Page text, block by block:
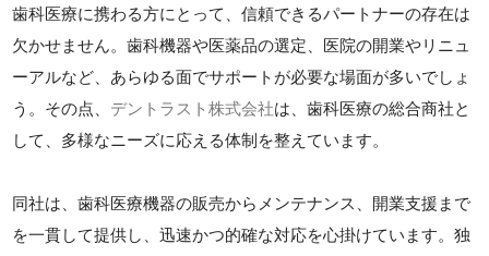
歯科医療に携わる方にとって、信頼できるパートナーの存在は
欠かせません。歯科機器や医薬品の選定、医院の開業やリニュ
ーアルなど、あらゆる面でサポートが必要な場面が多いでしょ
う。その点、 デントラスト株式会社は、歯科医療の総合商社と
して、多様なニーズに応える体制を整えています。
同社は、歯科医療機器の販売からメンテナンス、開業支援まで
を一貫して提供し、迅速かつ的確な対応を心掛けています。独